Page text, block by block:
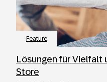
Feature
Lösungen für Vielfalt
Store